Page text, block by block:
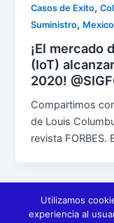
Casos de Exito,
Suministro, Mexico
¡El mercado
(IoT)
2020!
Compartimos
de Louis
revista
←Anterior
Utilizamos
experiencia al